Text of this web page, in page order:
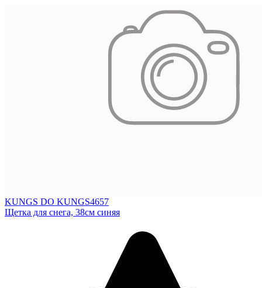
KUNGS DO KUNGS4657
Щетка для снега, 38см синяя